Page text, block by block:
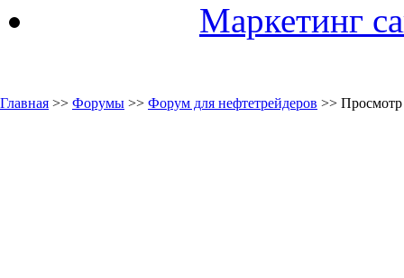
Маркетинг
Главная >> Форумы >> Форум для нефтетрейдеров >>